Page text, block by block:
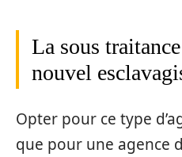
La sous
nouvel
Opter pour ce type
que pour une agence